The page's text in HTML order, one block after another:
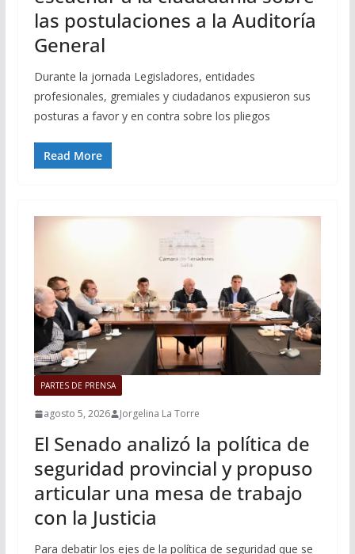
las postulaciones a la Auditoría
General
Durante la jornada Legisladores, entidades
profesionales, gremiales y ciudadanos expusieron sus
posturas a favor y en contra sobre los pliegos
Read More
PARTES DE PRENSA
agosto 5, 2026 Jorgelina La Torre
El Senado analizó la política de
seguridad provincial y propuso
articular una mesa de trabajo
con la Justicia
Para debatir los ejes de la política de seguridad que se